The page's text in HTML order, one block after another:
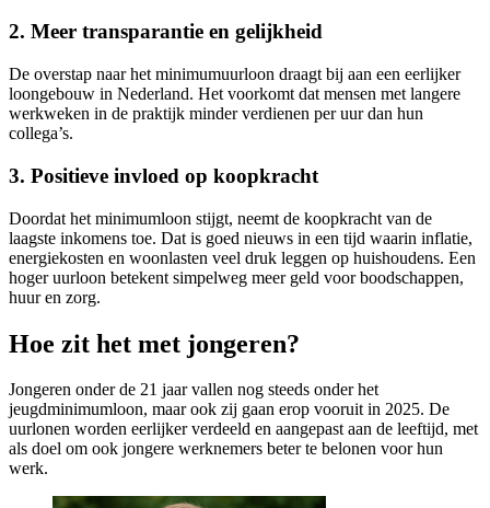
2. Meer transparantie en gelijkheid
De overstap naar het minimumuurloon draagt bij aan een eerlijker
loongebouw in Nederland. Het voorkomt dat mensen met langere
werkweken in de praktijk minder verdienen per uur dan hun
collega’s.
3. Positieve invloed op koopkracht
Doordat het minimumloon stijgt, neemt de koopkracht van de
laagste inkomens toe. Dat is goed nieuws in een tijd waarin inflatie,
energiekosten en woonlasten veel druk leggen op huishoudens. Een
hoger uurloon betekent simpelweg meer geld voor boodschappen,
huur en zorg.
Hoe zit het met jongeren?
Jongeren onder de 21 jaar vallen nog steeds onder het
jeugdminimumloon, maar ook zij gaan erop vooruit in 2025. De
uurlonen worden eerlijker verdeeld en aangepast aan de leeftijd, met
als doel om ook jongere werknemers beter te belonen voor hun
werk.